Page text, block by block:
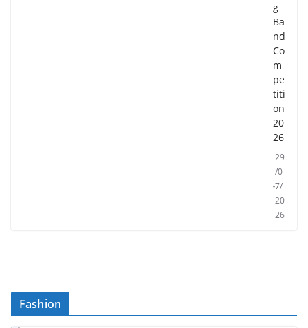
g
Ba
nd
Co
m
pe
titi
on
20
26
29
/0
7/
20
26
Fashion